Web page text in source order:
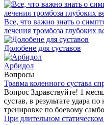
Все, что важно знать о
лечения тромбоза глубоких
Долобене для суставов
Арбидол
Вопросы
Травма коленного сустава
Вопрос Здравствуйте! 1
сустав, в результате удара
тренировке по боевому
При длительном